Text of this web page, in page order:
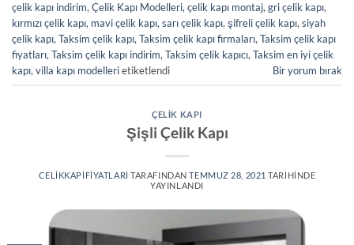
çelik kapı indirim,Çelik Kapı Modelleri,çelik kapı montaj,gri çelik kapı,
kırmızı çelik kapı, mavi çelik kapı,sarı çelik kapı,şifreli çelik kapı,siyah
çelik kapı,Taksim çelik kapı,Taksim çelik kapı firmaları,Taksim çelik kapı
fiyatları,Taksim çelik kapı indirim,Taksim çelik kapıcı,Taksim en iyi çelik
kapı,villa kapı modellerietiketlendi Bir yorum bırak
ÇELIK KAPI
Şişli Çelik Kapı
CELIKKAPIFIYATLARI TARAFINDAN TEMMUZ 28, 2021 TARIHINDE
YAYINLANDI